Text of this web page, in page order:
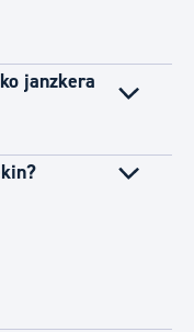
janzkera